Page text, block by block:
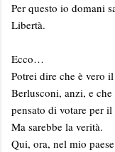
Per questo io domani
Libertà.
Ecco…
Potrei dire che è vero
Berlusconi, anzi, e
pensato di votare per
Ma sarebbe la verità.
Qui, ora, nel mio